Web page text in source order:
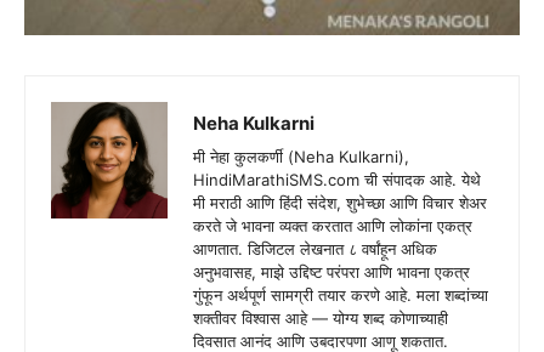
Neha Kulkarni
मी नेहा कुलकर्णी (Neha Kulkarni),
HindiMarathiSMS.com ची संपादक आहे. येथे
मी मराठी आणि हिंदी संदेश, शुभेच्छा आणि विचार शेअर
करते जे भावना व्यक्त करतात आणि लोकांना एकत्र
आणतात. डिजिटल लेखनात ८ वर्षांहून अधिक
अनुभवासह, माझे उद्दिष्ट परंपरा आणि भावना एकत्र
गुंफून अर्थपूर्ण सामग्री तयार करणे आहे. मला शब्दांच्या
शक्तीवर विश्वास आहे — योग्य शब्द कोणाच्याही
दिवसात आनंद आणि उबदारपणा आणू शकतात.